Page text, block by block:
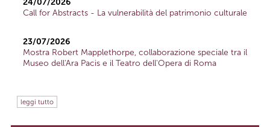
Call for Abstracts - La vulnerabilità del patrimonio culturale
23/07/2026
Mostra Robert Mapplethorpe, collaborazione speciale tra il
Museo dell'Ara Pacis e il Teatro dell'Opera di Roma
leggi tutto